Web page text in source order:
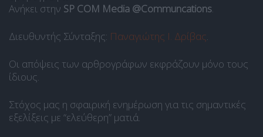
Ανήκει στην SP COM Media @Communcations.
Διευθυντής Σύνταξης: Παναγιώτης Ι. Δρίβας.
Οι απόψεις των αρθρογράφων εκφράζουν μόνο τους
ίδιους.
Στόχος μας η σφαιρική ενημέρωση για τις σημαντικές
εξελίξεις με “ελεύθερη” ματιά.